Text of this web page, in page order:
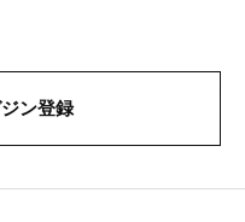
ン登録